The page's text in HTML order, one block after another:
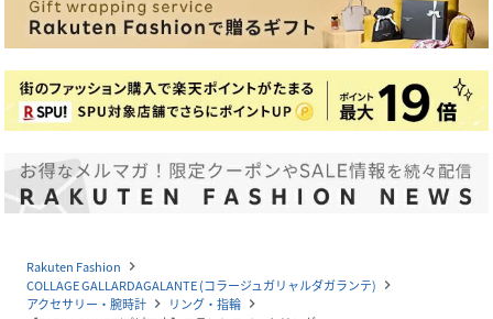
Rakuten Fashion navigate_next
COLLAGE GALLARDAGALANTE (コラージュガリャルダガランテ) navigate_next
アクセサリー・腕時計 navigate_next リング・指輪 navigate_next